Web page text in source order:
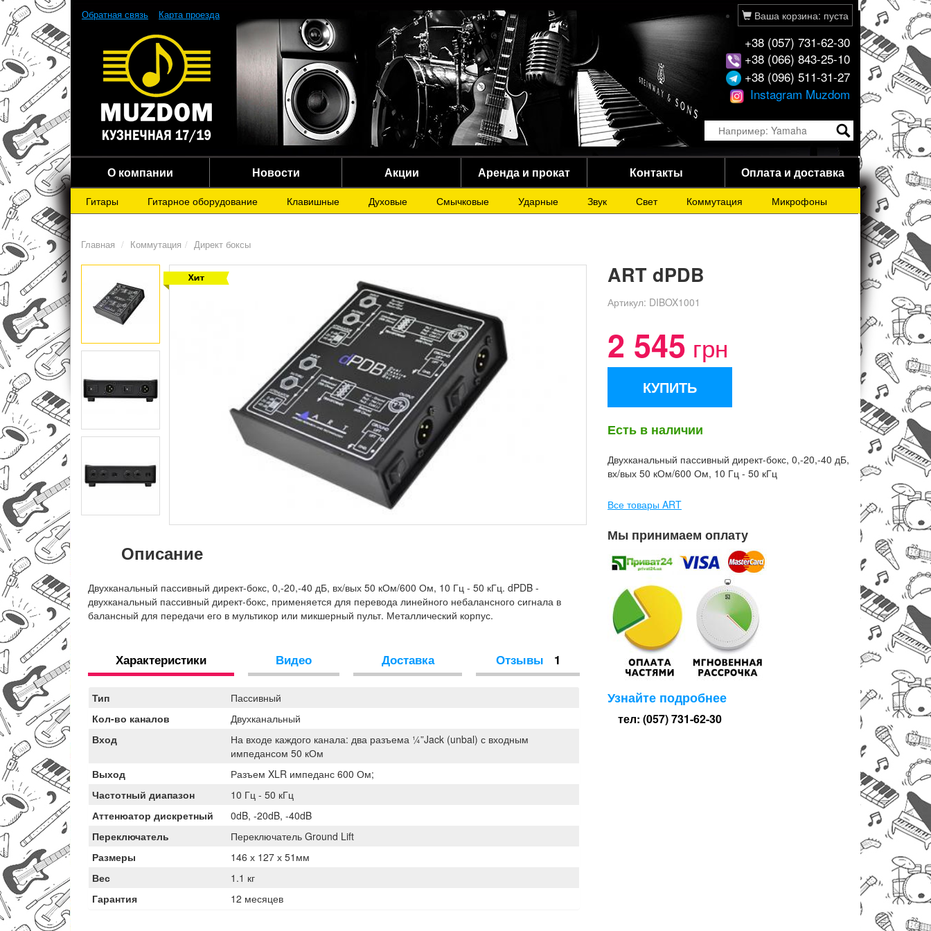
Обратная связь Карта проезда Ваша корзина: пуста
+38 (057) 731-62-30
+38 (066) 843-25-10
+38 (096) 511-31-27
Instagram Muzdom
О компании Новости Акции Аренда и прокат Контакты Оплата и доставка
Гитары Гитарное оборудование Клавишные Духовые Смычковые Ударные Звук Свет Коммутация Микрофоны
Главная Коммутация Директ боксы
Описание
Двухканальный пассивный директ-бокс, 0,-20,-40 дБ, вх/вых 50 кОм/600 Ом, 10 Гц - 50 кГц. dPDB -
двухканальный пассивный директ-бокс, применяется для перевода линейного небалансного сигнала в
балансный для передачи его в мультикор или микшерный пульт. Металлический корпус.
Характеристики Видео Доставка Отзывы 1
Тип
Пассивный
Кол-во каналов
Двухканальный
Вход
На входе каждого канала: два разъема ¼”Jack (unbal) с входным
импедансом 50 кОм
Выход
Разъем XLR импеданс 600 Ом;
Частотный диапазон
10 Гц - 50 кГц
Аттенюатор дискретный
0dB, -20dB, -40dB
Переключатель
Переключатель Ground Lift
Размеры
146 х 127 х 51мм
Вес
1.1 кг
Гарантия
12 месяцев
ART dPDB
Артикул: DIBOX1001
2 545 грн
КУПИТЬ
Есть в наличии
Двухканальный пассивный директ-бокс, 0,-20,-40 дБ,
вх/вых 50 кОм/600 Ом, 10 Гц - 50 кГц
Все товары ART
Мы принимаем оплату
Узнайте подробнее
тел: (057) 731-62-30